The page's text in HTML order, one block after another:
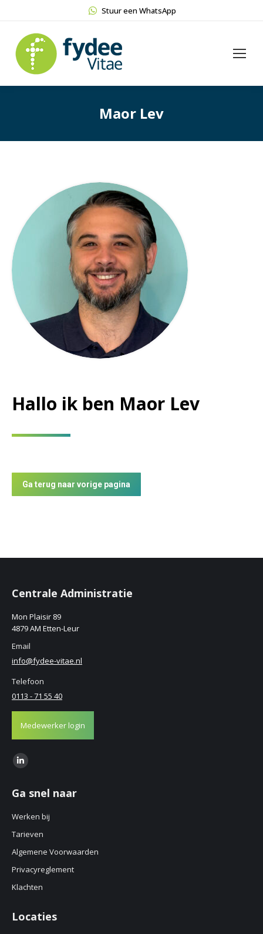
Stuur een WhatsApp
Maor Lev
Hallo ik ben Maor Lev
Ga terug naar vorige pagina
Centrale Administratie
Mon Plaisir 89
4879 AM Etten-Leur
Email
info@fydee-vitae.nl
Telefoon
0113 - 71 55 40
Medewerker login
Find us on:
Linkedin
opens
in
Ga snel naar
Werken bij
Tarieven
Algemene Voorwaarden
Privacyreglement
Klachten
Locaties